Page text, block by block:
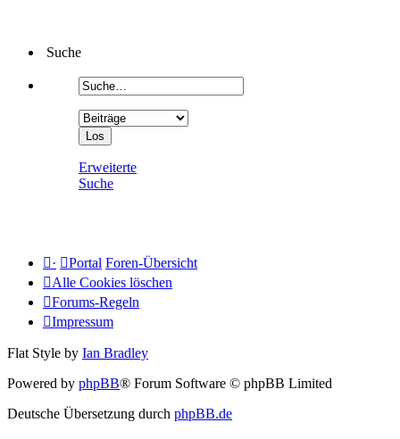
Suche
Erweiterte
Suche
· Portal Foren-Übersicht
Alle Cookies löschen
Forums-Regeln
Impressum
Flat Style by Ian Bradley
Powered by phpBB® Forum Software © phpBB Limited
Deutsche Übersetzung durch phpBB.de